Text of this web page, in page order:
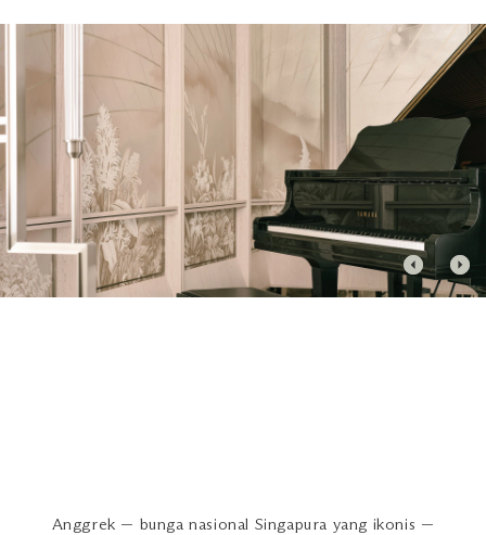
Anggrek — bunga nasional Singapura yang ikonis —